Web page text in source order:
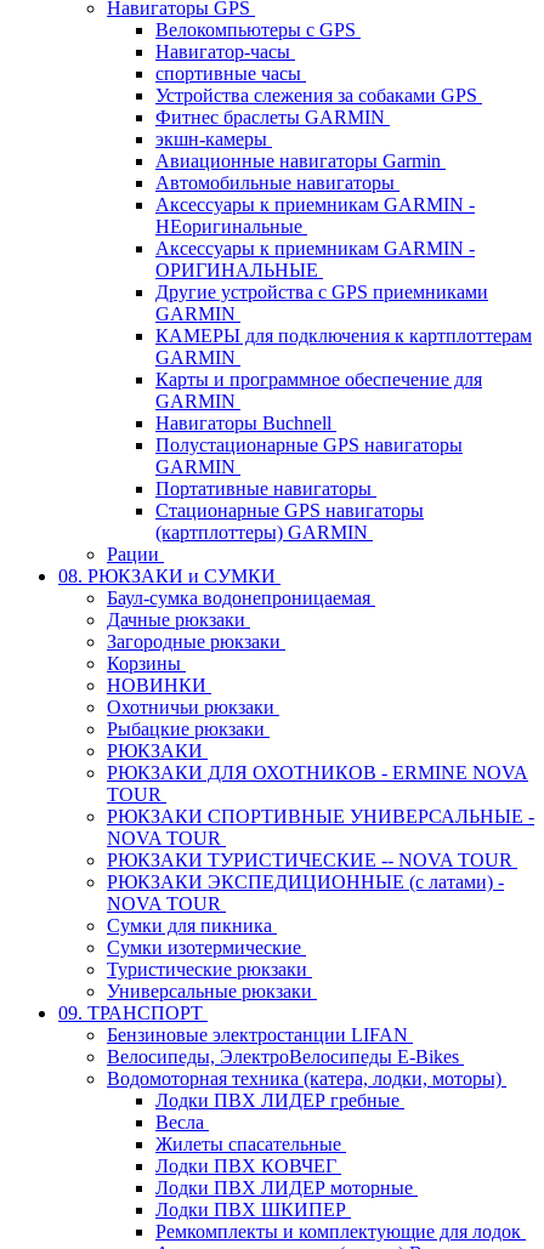
Навигаторы GPS
Велокомпьютеры с GPS
Навигатор-часы
спортивные часы
Устройства слежения за собаками GPS
Фитнес браслеты GARMIN
экшн-камеры
Авиационные навигаторы Garmin
Автомобильные навигаторы
Аксессуары к приемникам GARMIN -
НЕоригинальные
Аксессуары к приемникам GARMIN -
ОРИГИНАЛЬНЫЕ
Другие устройства с GPS приемниками
GARMIN
КАМЕРЫ для подключения к картплоттерам
GARMIN
Карты и программное обеспечение для
GARMIN
Навигаторы Buchnell
Полустационарные GPS навигаторы
GARMIN
Портативные навигаторы
Стационарные GPS навигаторы
(картплоттеры) GARMIN
Рации
08. РЮКЗАКИ и СУМКИ
Баул-сумка водонепроницаемая
Дачные рюкзаки
Загородные рюкзаки
Корзины
НОВИНКИ
Охотничьи рюкзаки
Рыбацкие рюкзаки
РЮКЗАКИ
РЮКЗАКИ ДЛЯ ОХОТНИКОВ - ERMINE NOVA
TOUR
РЮКЗАКИ СПОРТИВНЫЕ УНИВЕРСАЛЬНЫЕ -
NOVA TOUR
РЮКЗАКИ ТУРИСТИЧЕСКИЕ -- NOVA TOUR
РЮКЗАКИ ЭКСПЕДИЦИОННЫЕ (с латами) -
NOVA TOUR
Сумки для пикника
Сумки изотермические
Туристические рюкзаки
Универсальные рюкзаки
09. ТРАНСПОРТ
Бензиновые электростанции LIFAN
Велосипеды, ЭлектроВелосипеды E-Bikes
Водомоторная техника (катера, лодки, моторы)
Лодки ПВХ ЛИДЕР гребные
Весла
Жилеты спасательные
Лодки ПВХ КОВЧЕГ
Лодки ПВХ ЛИДЕР моторные
Лодки ПВХ ШКИПЕР
Ремкомплекты и комплектующие для лодок